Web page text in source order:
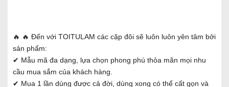
🔥 🔥 Đến với TOITULAM các cặp đôi sẽ luôn luôn yên tâm bởi
sản phẩm:
✔ Mẫu mã đa dạng, lựa chọn phong phú thỏa mãn mọi nhu
cầu mua sắm của khách hàng.
✔ Mua 1 lần dùng được cả đời, dùng xong có thể cất gọn và